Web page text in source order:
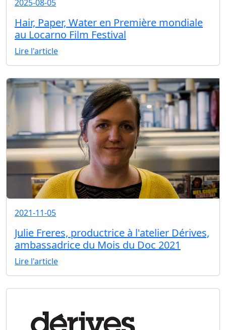
2025-08-05
Hair, Paper, Water en Première mondiale
au Locarno Film Festival
Lire l'article
2021-11-05
Julie Freres, productrice à l'atelier Dérives,
ambassadrice du Mois du Doc 2021
Lire l'article